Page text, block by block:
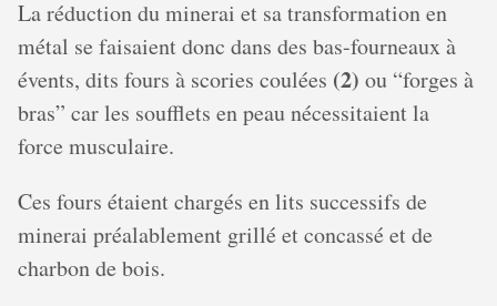
La réduction du minerai et sa transformation en
métal se faisaient donc dans des bas-fourneaux à
évents, dits fours à scories coulées (2) ou “forges à
bras” car les soufflets en peau nécessitaient la
force musculaire.
Ces fours étaient chargés en lits successifs de
minerai préalablement grillé et concassé et de
charbon de bois.